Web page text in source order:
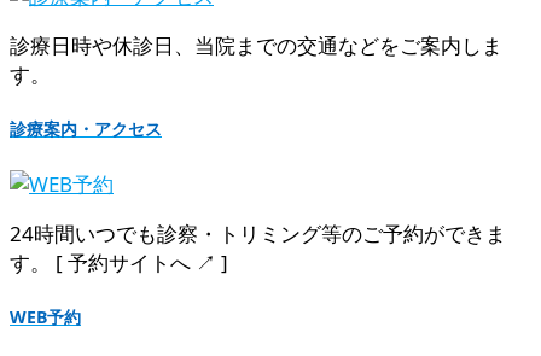
診療日時や休診日、当院までの交通などをご案内しま
す。
診療案内・アクセス
24時間いつでも診察・トリミング等のご予約ができま
す。 [ 予約サイトへ ↗︎ ]
WEB予約